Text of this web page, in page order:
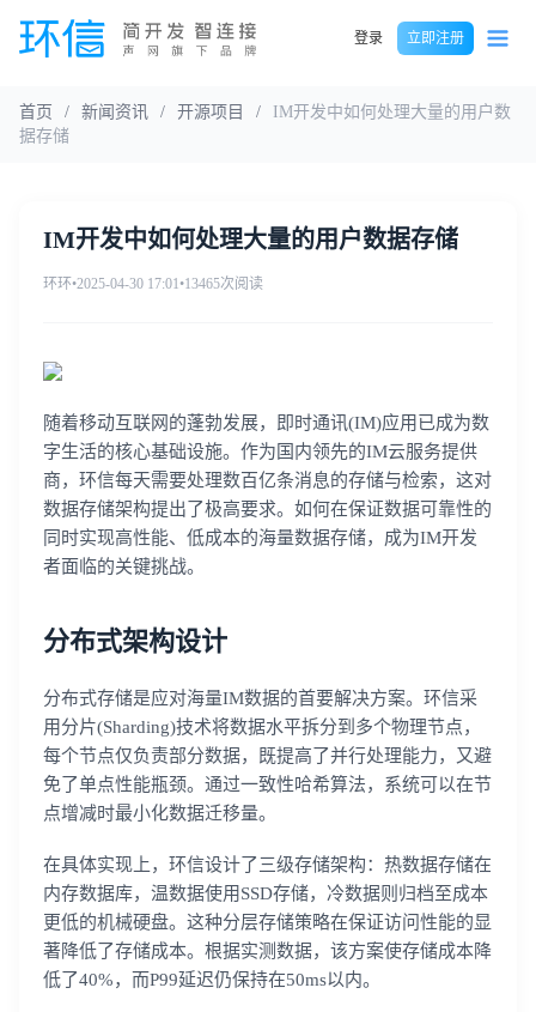
登录 立即注册
首页 / 新闻资讯 / 开源项目 /
IM开发中如何处理大量的用户数
据存储
IM开发中如何处理大量的用户数据存储
环环•2025-04-30 17:01•13465次阅读
随着移动互联网的蓬勃发展，即时通讯(IM)应用已成为数
字生活的核心基础设施。作为国内领先的IM云服务提供
商，环信每天需要处理数百亿条消息的存储与检索，这对
数据存储架构提出了极高要求。如何在保证数据可靠性的
同时实现高性能、低成本的海量数据存储，成为IM开发
者面临的关键挑战。
分布式架构设计
分布式存储是应对海量IM数据的首要解决方案。环信采
用分片(Sharding)技术将数据水平拆分到多个物理节点，
每个节点仅负责部分数据，既提高了并行处理能力，又避
免了单点性能瓶颈。通过一致性哈希算法，系统可以在节
点增减时最小化数据迁移量。
在具体实现上，环信设计了三级存储架构：热数据存储在
内存数据库，温数据使用SSD存储，冷数据则归档至成本
更低的机械硬盘。这种分层存储策略在保证访问性能的显
著降低了存储成本。根据实测数据，该方案使存储成本降
低了40%，而P99延迟仍保持在50ms以内。